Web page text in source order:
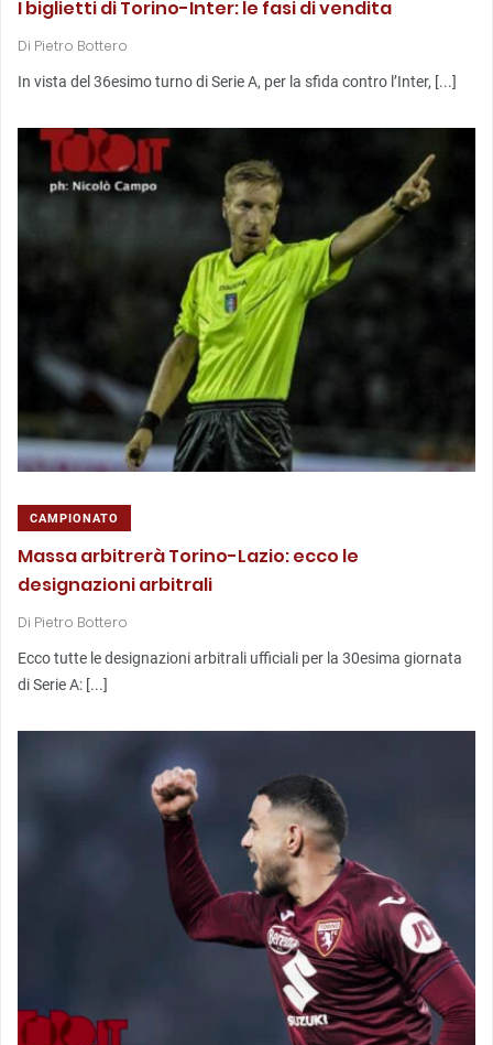
I biglietti di Torino-Inter: le fasi di vendita
Di Pietro Bottero
In vista del 36esimo turno di Serie A, per la sfida contro l’Inter, [...]
CAMPIONATO
Massa arbitrerà Torino-Lazio: ecco le
designazioni arbitrali
Di Pietro Bottero
Ecco tutte le designazioni arbitrali ufficiali per la 30esima giornata
di Serie A: [...]